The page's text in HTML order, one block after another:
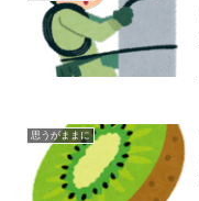
思うがままに